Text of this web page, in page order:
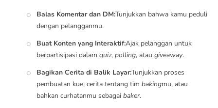
Balas Komentar dan DM:Tunjukkan bahwa kamu peduli
dengan pelangganmu.
Buat Konten yang Interaktif:Ajak pelanggan untuk
berpartisipasi dalam quiz, polling, atau giveaway.
Bagikan Cerita di Balik Layar:Tunjukkan proses
pembuatan kue, cerita tentang tim bakingmu, atau
bahkan curhatanmu sebagai baker.